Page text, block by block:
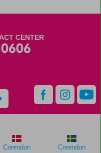
CENTER
Corendon
Corendon